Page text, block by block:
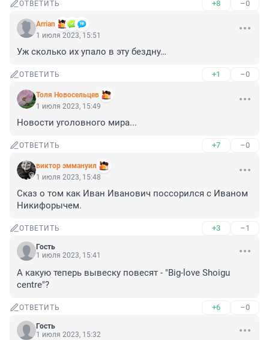
ОТВЕТИТЬ +8 –0
Arrian
1 июля 2023, 15:51
Уж сколько их упало в эту бездну…
ОТВЕТИТЬ +1 –0
Толя Новосельцев
1 июля 2023, 15:49
Новости уголовного мира...
ОТВЕТИТЬ +7 –0
виктор эммануил
1 июля 2023, 15:48
Сказ о том как Иван Иванович поссорился с Иваном
Никифорычем.
ОТВЕТИТЬ +3 –1
Гость
1 июля 2023, 15:41
А какую теперь вывеску повесят - "Big-love Shoigu
centre"?
ОТВЕТИТЬ +6 –0
Гость
1 июля 2023, 15:32